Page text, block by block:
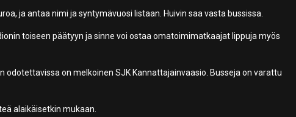
ja antaa nimi ja syntymävuosi listaan. Huivin saa vasta bussissa.
toiseen päätyyn ja sinne voi ostaa omatoimimatkaajat lippuja myös
odotettavissa on melkoinen SJK Kannattajainvaasio. Busseja on varattu
alaikäisetkin mukaan.